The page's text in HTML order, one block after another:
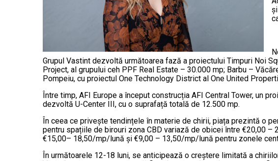
Grupul Vastint dezvoltă următoarea fază a proiectului Timpuri Noi
Project, al grupului ceh PPF Real Estate – 30.000 mp; Barbu –
Pompeiu, cu proiectul One Technology District al One United
Între timp, AFI Europe a început construcția AFI Central Tower, un
dezvoltă U-Center III, cu o suprafață totală de 12.500 mp.
În ceea ce privește tendințele în materie de chirii, piața prezintă o
pentru spațiile de birouri zona CBD variază de obicei între €20,00
€15,00– 18,50/mp/lună și €9,00 – 13,50/mp/lună pentru zonele
În următoarele 12-18 luni, se anticipează o creștere limitată a